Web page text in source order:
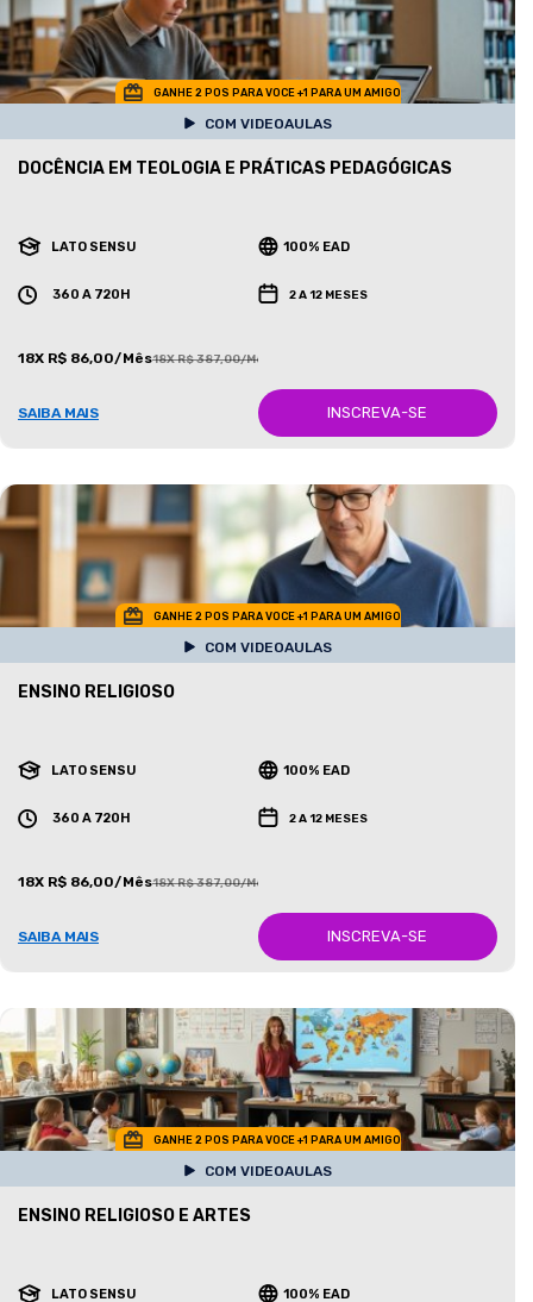
GANHE 2 POS PARA VOCE +1 PARA UM AMIGO
COM VIDEOAULAS
DOCÊNCIA EM TEOLOGIA E PRÁTICAS PEDAGÓGICAS
LATO SENSU 100% EAD
360 A 720H 2 A 12 MESES
18X R$ 86,00/Mês18X R$ 387,00/Mês
SAIBA MAIS INSCREVA-SE
GANHE 2 POS PARA VOCE +1 PARA UM AMIGO
COM VIDEOAULAS
ENSINO RELIGIOSO
LATO SENSU 100% EAD
360 A 720H 2 A 12 MESES
18X R$ 86,00/Mês18X R$ 387,00/Mês
SAIBA MAIS INSCREVA-SE
GANHE 2 POS PARA VOCE +1 PARA UM AMIGO
COM VIDEOAULAS
ENSINO RELIGIOSO E ARTES
LATO SENSU 100% EAD